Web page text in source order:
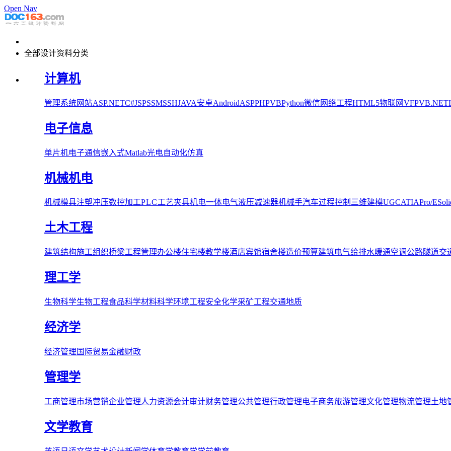
Open Nav
全部设计资料分类
计算机
管理系统网站ASP.NETC#JSPSSMSSHJAVA安卓AndroidASPPHPVBPython微信网络工程HTML5物联网VFPVB.NET
电子信息
单片机电子通信嵌入式Matlab光电自动化仿真
机械机电
机械模具注塑冲压数控加工PLC工艺夹具机电一体电气液压减速器机械手汽车过程控制 三维建模UGCATIAPro/E
土木工程
建筑结构施工组织桥梁工程管理办公楼住宅楼教学楼酒店宾馆宿舍楼造价预算建筑电气给排水暖通空调 公路隧道交
理工学
生物科学生物工程食品科学材料科学环境工程安全化学采矿工程交通地质
经济学
经济管理 国际贸易金融财政
管理学
工商管理市场营销企业管理人力资源会计审计财务管理公共管理行政管理电子商务旅游管理文化管理物流管理土地
文学教育